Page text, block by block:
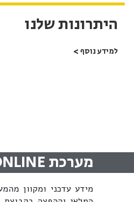
היתרונות שלנו
למידע נוסף >
מערכת SELA ONLINE
מידע עדכני ומקוון